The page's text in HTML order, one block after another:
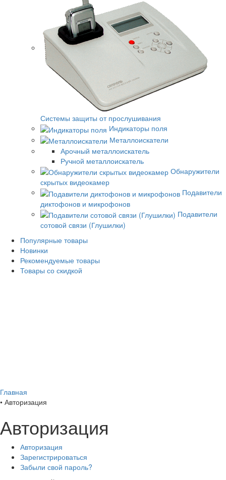
Системы защиты от прослушивания
Индикаторы поля
Металлоискатели
Арочный металлоискатель
Ручной металлоискатель
Обнаружители
скрытых видеокамер
Подавители
диктофонов и микрофонов
Подавители
сотовой связи (Глушилки)
Популярные товары
Новинки
Рекомендуемые товары
Товары со скидкой
Главная
• Авторизация
Авторизация
Авторизация
Зарегистрироваться
Забыли свой пароль?